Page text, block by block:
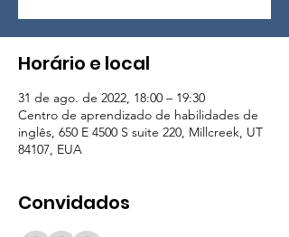
Horário e local
31 de ago. de 2022, 18:00 – 19:30
Centro de aprendizado de habilidades de
inglês, 650 E 4500 S suite 220, Millcreek, UT
84107, EUA
Convidados